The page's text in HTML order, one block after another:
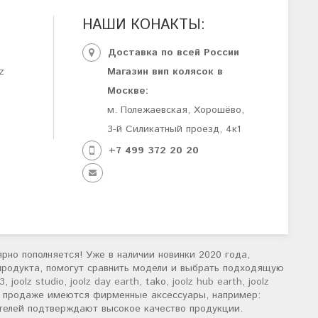
НАШИ КОНАКТЫ:
Доставка по всей России
Магазин вип колясок в
Москве:
м. Полежаевская, Хорошёво,
3-й Силикатный проезд, 4к1
+7 499 372 20 20
пополняется! Уже в наличии новинки 2020 года,
помогут сравнить модели и выбрать подходящую
, joolz studio, joolz day earth, tako, joolz hub earth, joolz
продаже имеются фирменные аксессуары, например:
подтверждают высокое качество продукции.